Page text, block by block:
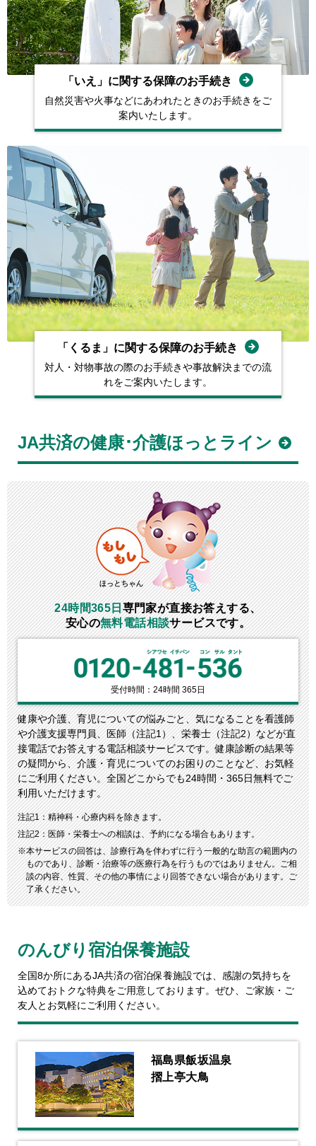
「いえ」に関する保障のお⼿続き
⾃然災害や⽕事などにあわれたときのお⼿続きをご
案内いたします。
「くるま」に関する保障のお⼿続き
対人・対物事故の際のお手続きや事故解決までの流
れをご案内いたします。
JA共済の健康･介護ほっとライン
24時間365日専門家が直接お答えする、
安心の無料電話相談サービスです。
受付時間：24時間 365⽇
健康や介護、育児についての悩みごと、気になることを看護師
や介護支援専門員、医師（注記1）、栄養士（注記2）などが直
接電話でお答えする電話相談サービスです。健康診断の結果等
の疑問から、介護・育児についてのお困りのことなど、お気軽
にご利用ください。全国どこからでも24時間・365日無料でご
利用いただけます。
注記1：精神科・心療内科を除きます。
注記2：医師・栄養士への相談は、予約になる場合もあります。
本サービスの回答は、診療行為を伴わずに行う一般的な助言の範囲内の
ものであり、診断・治療等の医療行為を行うものではありません。ご相
談の内容、性質、その他の事情により回答できない場合があります。ご
了承ください。
のんびり宿泊保養施設
全国8か所にあるJA共済の宿泊保養施設では、感謝の気持ちを
込めておトクな特典をご用意しております。 ぜひ、ご家族・ご
友人とお気軽にご利用ください。
福島県飯坂温泉
摺上亭大鳥